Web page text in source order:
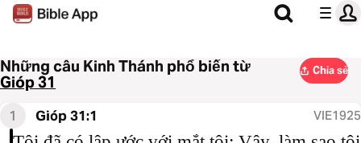
Những câu Kinh Thánh phổ biến từ
Gióp 31
Chia sẻ
1 Gióp 31:1 VIE1925